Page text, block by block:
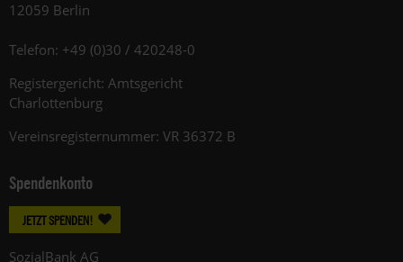
12059 Berlin
Telefon: +49 (0)30 / 420248-0
Registergericht: Amtsgericht
Charlottenburg
Vereinsregisternummer: VR 36372 B
Spendenkonto
JETZT SPENDEN!
SozialBank AG